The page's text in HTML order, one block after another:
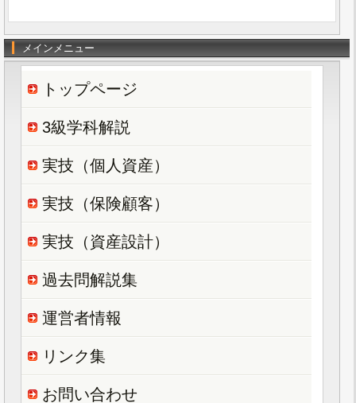
メインメニュー
トップページ
3級学科解説
実技（個人資産）
実技（保険顧客）
実技（資産設計）
過去問解説集
運営者情報
リンク集
お問い合わせ